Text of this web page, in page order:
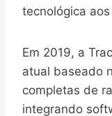
tecnológica
Em 2019, a
atual baseado
completas de
integrando